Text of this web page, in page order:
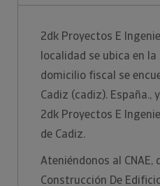
2dk Proyectos E
localidad se ubica en
domicilio fiscal se
Cadiz (cadiz).
2dk Proyectos E
de Cadiz.
Ateniéndonos al
Construcción De